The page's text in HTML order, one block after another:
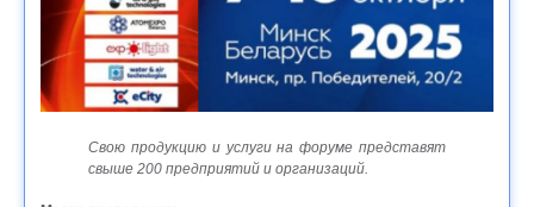
Свою продукцию и услуги на форуме представят
свыше 200 предприятий и организаций.